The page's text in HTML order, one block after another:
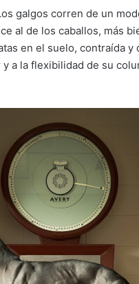
galgos corren de un
al de los caballos, más
en el suelo, contraída
a la flexibilidad de su